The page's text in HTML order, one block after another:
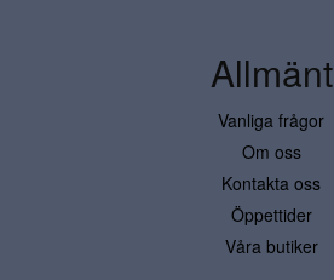
Allmänt
Vanliga frågor
Om oss
Kontakta oss
Öppettider
Våra butiker